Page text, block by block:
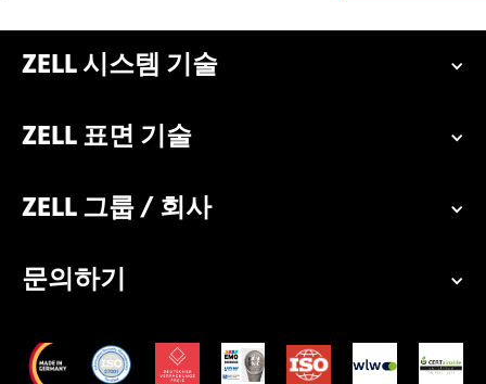
ZELL 시스템 기술
ZELL 표면 기술
ZELL 그룹 / 회사
문의하기